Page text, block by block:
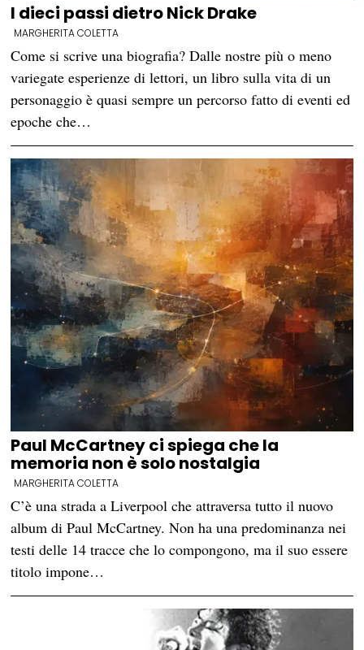
I dieci passi dietro Nick Drake
MARGHERITA COLETTA
Come si scrive una biografia? Dalle nostre più o meno
variegate esperienze di lettori, un libro sulla vita di un
personaggio è quasi sempre un percorso fatto di eventi ed
epoche che…
Paul McCartney ci spiega che la
memoria non è solo nostalgia
MARGHERITA COLETTA
C’è una strada a Liverpool che attraversa tutto il nuovo
album di Paul McCartney. Non ha una predominanza nei
testi delle 14 tracce che lo compongono, ma il suo essere
titolo impone…